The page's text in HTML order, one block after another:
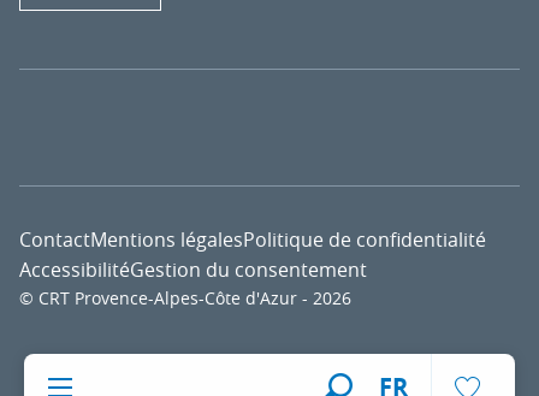
FR
© CRT Provence-Alpes-Côte d'Azur - 2026
ContactMentions légalesPolitique de confidentialité
AccessibilitéGestion du consentement